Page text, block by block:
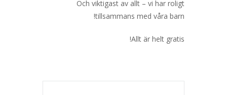
Och viktigast av allt – vi har roligt
tillsammans med våra barn!
Allt är helt gratis!